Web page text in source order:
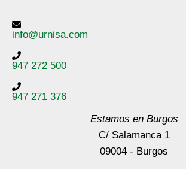
info@urnisa.com
947 272 500
947 271 376
Estamos en Burgos
C/ Salamanca 1
09004 - Burgos